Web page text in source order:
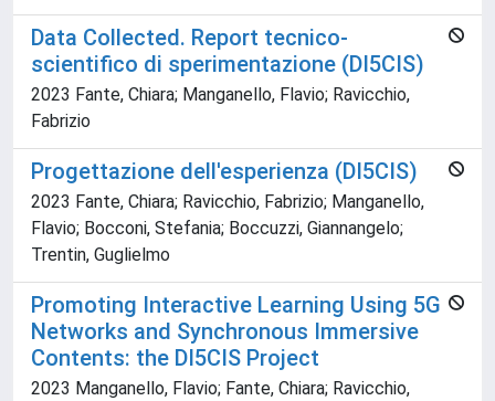
Data Collected. Report tecnico-
scientifico di sperimentazione (DI5CIS)
2023 Fante, Chiara; Manganello, Flavio; Ravicchio,
Fabrizio
Progettazione dell'esperienza (DI5CIS)
2023 Fante, Chiara; Ravicchio, Fabrizio; Manganello,
Flavio; Bocconi, Stefania; Boccuzzi, Giannangelo;
Trentin, Guglielmo
Promoting Interactive Learning Using 5G
Networks and Synchronous Immersive
Contents: the DI5CIS Project
2023 Manganello, Flavio; Fante, Chiara; Ravicchio,